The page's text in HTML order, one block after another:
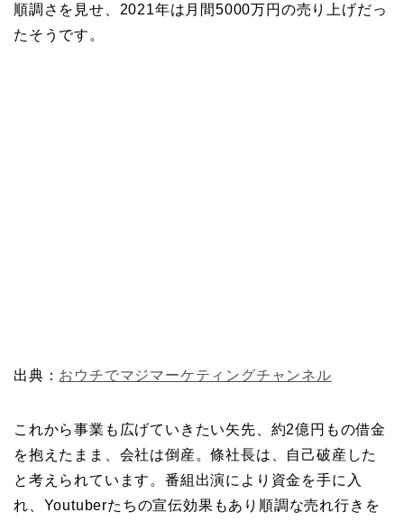
順調さを見せ、2021年は月間5000万円の売り上げだっ
たそうです。
出典： おウチでマジマーケティングチャンネル
これから事業も広げていきたい矢先、約2億円もの借金
を抱えたまま、会社は倒産。條社長は、自己破産した
と考えられています。番組出演により資金を手に入
れ、Youtuberたちの宣伝効果もあり順調な売れ行きを